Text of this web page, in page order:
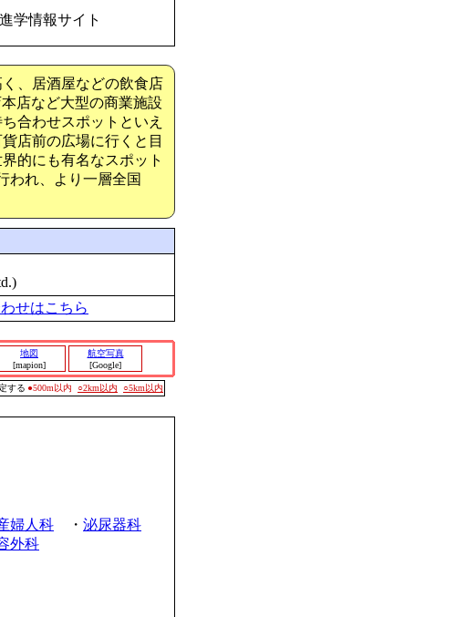
進学情報サイト
、居酒屋などの飲食店
店など大型の商業施設
合わせスポットといえ
店前の広場に行くと目
的にも有名なスポット
われ、より一層全国
せはこちら
地図
[mapion]
航空写真
[Google]
する ●500m以内 ○2km以内 ○5km以内
婦人科 ・ 泌尿器科
外科